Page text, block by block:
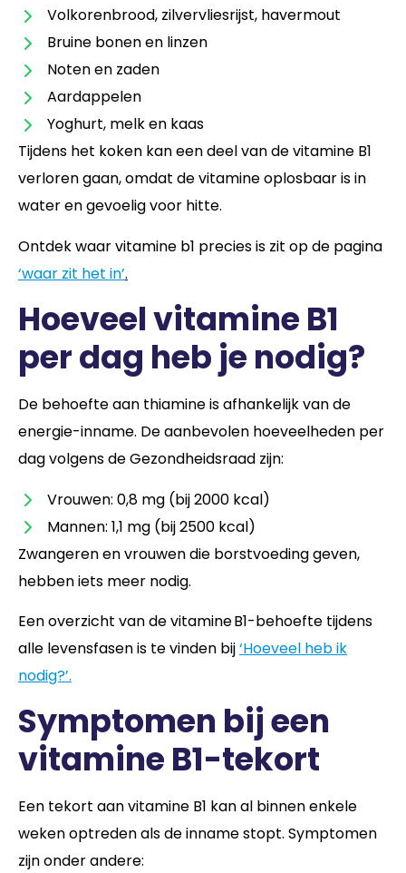
Volkorenbrood, zilvervliesrijst, havermout
Bruine bonen en linzen
Noten en zaden
Aardappelen
Yoghurt, melk en kaas
Tijdens het koken kan een deel van de vitamine B1
verloren gaan, omdat de vitamine oplosbaar is in
water en gevoelig voor hitte.
Ontdek waar vitamine b1 precies is zit op de pagina
‘waar zit het in’.
Hoeveel vitamine B1
per dag heb je nodig?
De behoefte aan thiamine is afhankelijk van de
energie-inname. De aanbevolen hoeveelheden per
dag volgens de Gezondheidsraad zijn:
Vrouwen: 0,8 mg (bij 2000 kcal)
Mannen: 1,1 mg (bij 2500 kcal)
Zwangeren en vrouwen die borstvoeding geven,
hebben iets meer nodig.
Een overzicht van de vitamine B1-behoefte tijdens
alle levensfasen is te vinden bij‘Hoeveel heb ik
nodig?’.
Symptomen bij een
vitamine B1-tekort
Een tekort aan vitamine B1 kan al binnen enkele
weken optreden als de inname stopt. Symptomen
zijn onder andere: